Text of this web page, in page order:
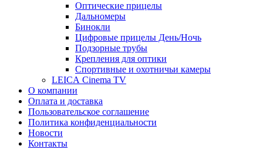
Оптические прицелы
Дальномеры
Бинокли
Цифровые прицелы День/Ночь
Подзорные трубы
Крепления для оптики
Спортивные и охотничьи камеры
LEICA Cinema TV
О компании
Оплата и доставка
Пользовательское соглашение
Политика конфиденциальности
Новости
Контакты